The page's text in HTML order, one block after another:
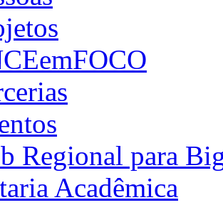
Regional para
Acadêmica